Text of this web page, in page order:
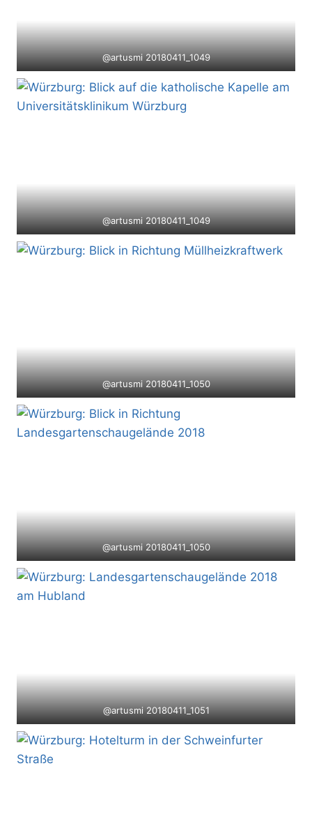
@artusmi 20180411_1049
@artusmi 20180411_1049
@artusmi 20180411_1050
@artusmi 20180411_1050
@artusmi 20180411_1051